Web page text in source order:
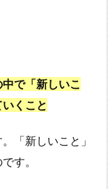
で「新しいこ
くこと
「新しいこと」
す。